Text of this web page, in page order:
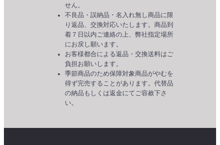
せん。
不良品・誤納品・名入れ無し商品に限
り返品、交換対応いたします。商品到
着７日以内ご連絡の上、弊社指定場所
にお戻し願います。
お客様都合による返品・交換送料はご
負担お願いします。
季節商品のため保障対象商品がやむを
得ず完売することがあります。代替品
の納品もしくは返金にてご容赦下さ
い。